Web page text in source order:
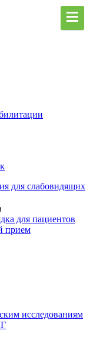
для слабовидящих
для пациентов
прием
исследованиям